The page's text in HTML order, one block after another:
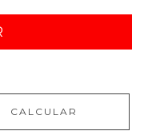
CALCULAR